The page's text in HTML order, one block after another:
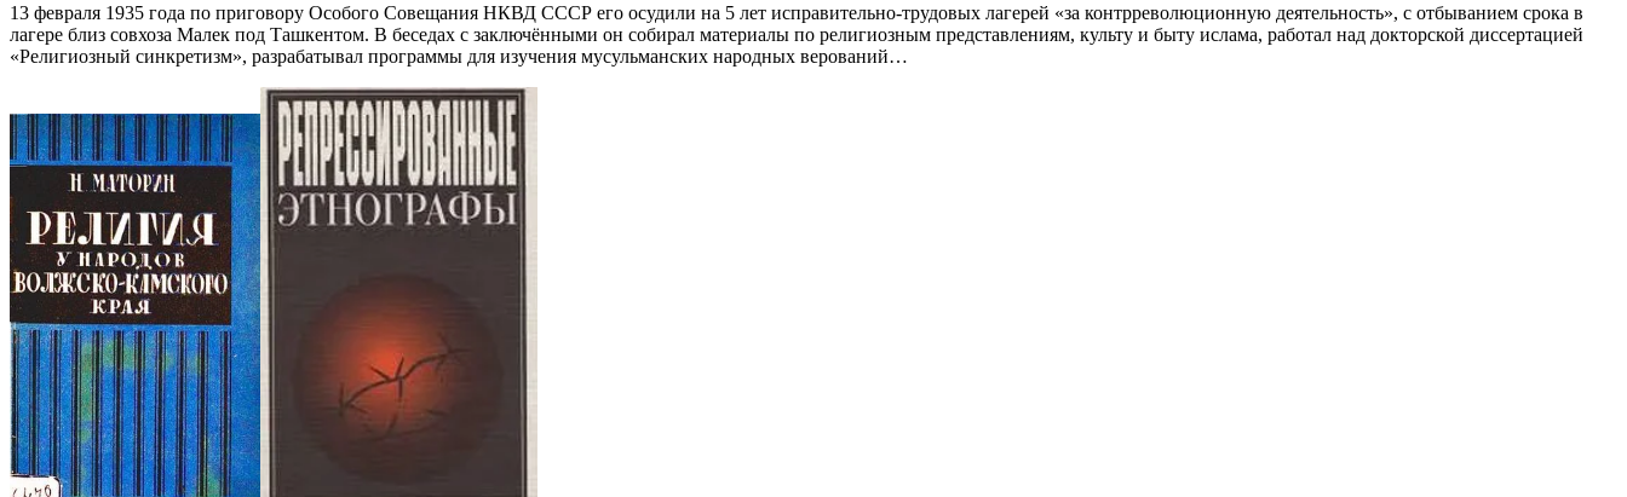
13 февраля 1935 года по приговору Особого Совещания НКВД СССР его осудили на 5 лет исправительно-трудовых лагерей «за контрреволюционную деятельность», с отбыванием срока в
лагере близ совхоза Малек под Ташкентом. В беседах с заключёнными он собирал материалы по религиозным представлениям, культу и быту ислама, работал над докторской диссертацией
«Религиозный синкретизм», разрабатывал программы для изучения мусульманских народных верований…